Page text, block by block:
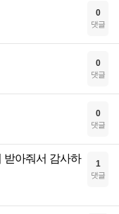
0
댓글
0
댓글
0
댓글
받아줘서 감사하
1
댓글